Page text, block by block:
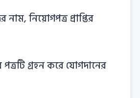
নিয়োগপত্র প্রাপ্তির
গ্রহন করে যোগদানের